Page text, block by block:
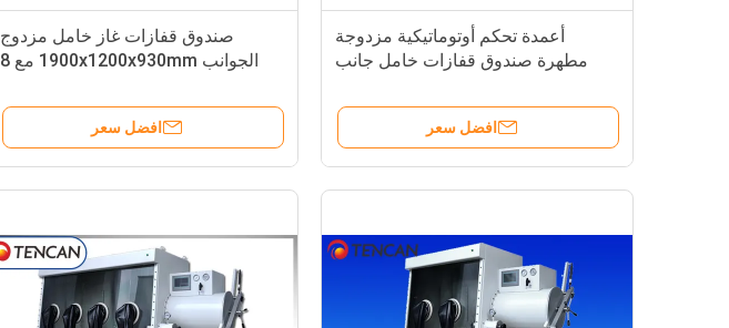
صندوق قفازات غاز خامل مزدوج
الجوانب 1900x1200x930mm مع 8
افضل سعر
أعمدة تحكم أوتوماتيكية مزدوجة
مطهرة صندوق قفازات خامل جانب
افضل سعر